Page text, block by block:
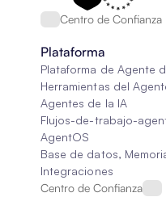
Centro de Confianza
Plataforma
Plataforma de Agente
Herramientas del
Agentes de la IA
Flujos-de-trabajo-
AgentOS
Base de datos,
Integraciones
Centro de Confianza